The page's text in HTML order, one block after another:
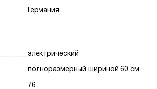
Германия
электрический
полноразмерный шириной 60 см
76